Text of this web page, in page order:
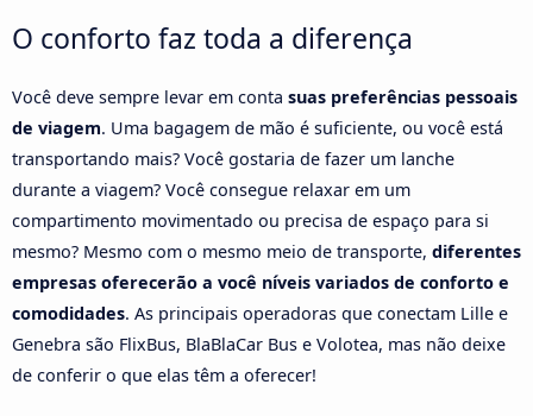
O conforto faz toda a diferença
Você deve sempre levar em conta suas preferências pessoais
de viagem. Uma bagagem de mão é suficiente, ou você está
transportando mais? Você gostaria de fazer um lanche
durante a viagem? Você consegue relaxar em um
compartimento movimentado ou precisa de espaço para si
mesmo? Mesmo com o mesmo meio de transporte, diferentes
empresas oferecerão a você níveis variados de conforto e
comodidades. As principais operadoras que conectam Lille e
Genebra são FlixBus, BlaBlaCar Bus e Volotea, mas não deixe
de conferir o que elas têm a oferecer!